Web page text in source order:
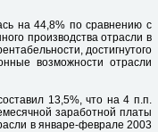
на 44,8% по сравнению с
производства отрасли в
достигнутого
возможности отрасли
13,5%, что на 4 п.п.
заработной платы
в январе-феврале 2003